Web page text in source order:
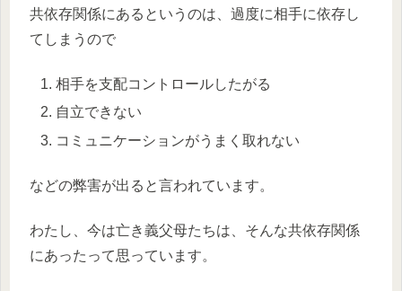
共依存関係にあるというのは、過度に相手に依存し
てしまうので
相手を支配コントロールしたがる
自立できない
コミュニケーションがうまく取れない
などの弊害が出ると言われています。
わたし、今は亡き義父母たちは、そんな共依存関係
にあったって思っています。